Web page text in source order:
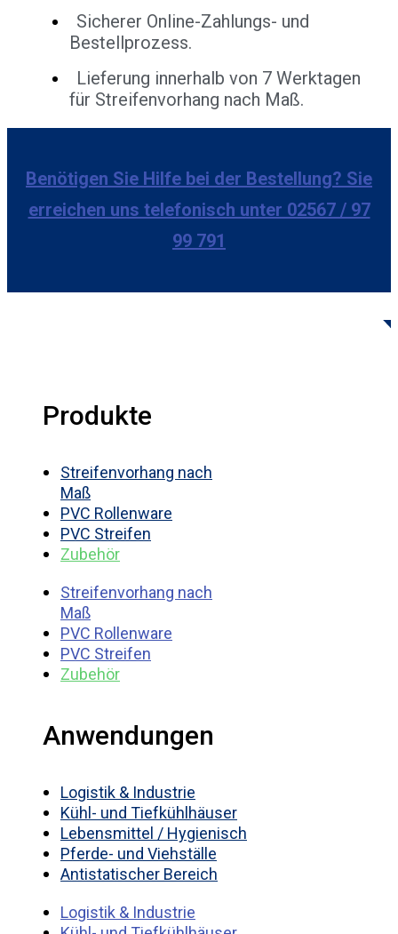
Sicherer Online-Zahlungs- und
Bestellprozess.
Lieferung innerhalb von 7 Werktagen
für Streifenvorhang nach Maß.
Benötigen Sie Hilfe bei der Bestellung? Sie
erreichen uns telefonisch unter 02567 / 97
99 791
Produkte
Streifenvorhang nach
Maß
PVC Rollenware
PVC Streifen
Zubehör
Streifenvorhang nach
Maß
PVC Rollenware
PVC Streifen
Zubehör
Anwendungen
Logistik & Industrie
Kühl- und Tiefkühlhäuser
Lebensmittel / Hygienisch
Pferde- und Viehställe
Antistatischer Bereich
Logistik & Industrie